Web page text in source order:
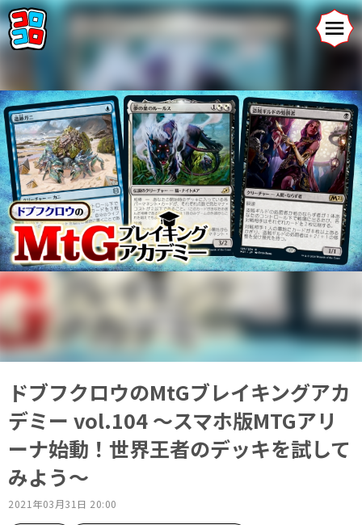
ドブフクロウのMtGブレイキングアカ
デミー vol.104 ～スマホ版MTGアリ
ーナ始動！世界王者のデッキを試して
みよう～
2021年03月31日 20:00